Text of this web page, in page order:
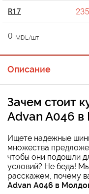
R17
0 MDL/шт
Описание
Зачем стоит
Advan A046 в
Ищете надежные
множества
чтобы они подошли
условий? Не беда!
расскажем, почему
Advan A046 в